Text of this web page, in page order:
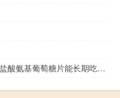
盐酸氨基葡萄糖片能长期服用吗（盐酸氨基葡萄糖片能长期吃吗）